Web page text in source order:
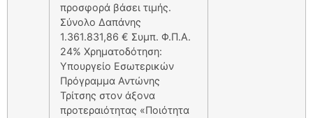
προσφορά βάσει τιμής.
Σύνολο Δαπάνης
1.361.831,86 € Συμπ. Φ.Π.Α.
24% Χρηματοδότηση:
Υπουργείο Εσωτερικών
Πρόγραμμα Αντώνης
Τρίτσης στον άξονα
προτεραιότητας «Ποιότητα